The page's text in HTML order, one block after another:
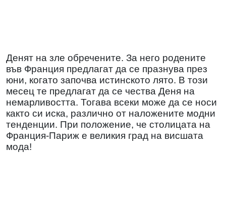
Денят на зле обречените. За него родените
във Франция предлагат да се празнува през
юни, когато започва истинското лято. В този
месец те предлагат да се чества Деня на
немарливостта. Тогава всеки може да се носи
както си иска, различно от наложените модни
тенденции. При положение, че столицата на
Франция-Париж е великия град на висшата
мода!